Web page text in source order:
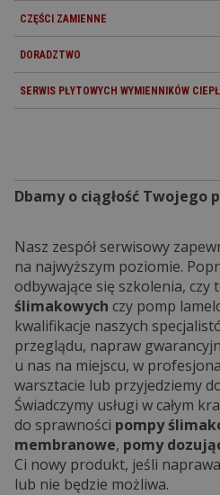
CZĘŚCI ZAMIENNE
DORADZTWO
SERWIS PŁYTOWYCH WYMIENNIKÓW
Dbamy o ciągłość Twojego
Nasz zespół serwisowy
na najwyższym poziomie.
odbywające się szkolenia, czy
ślimakowych czy pomp
kwalifikacje naszych
przeglądu, napraw
u nas na miejscu, w
warsztacie lub przyjedziemy
Świadczymy usługi w całym
do sprawności pompy
membranowe, pomy
Ci nowy produkt, jeśli
lub nie będzie możliwa.